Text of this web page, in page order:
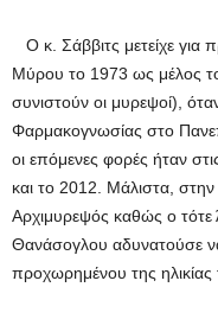
Ο κ. Σάββιτς μετείχε
Μύρου το 1973 ως μέλος
συνιστούν οι μυρεψοί),
Φαρμακογνωσίας στο
οι επόμενες φορές ήταν
και το 2012. Μάλιστα,
Αρχιμυρεψός καθώς ο
Θανάσογλου αδυνατούσε
προχωρημένου της ηλικίας